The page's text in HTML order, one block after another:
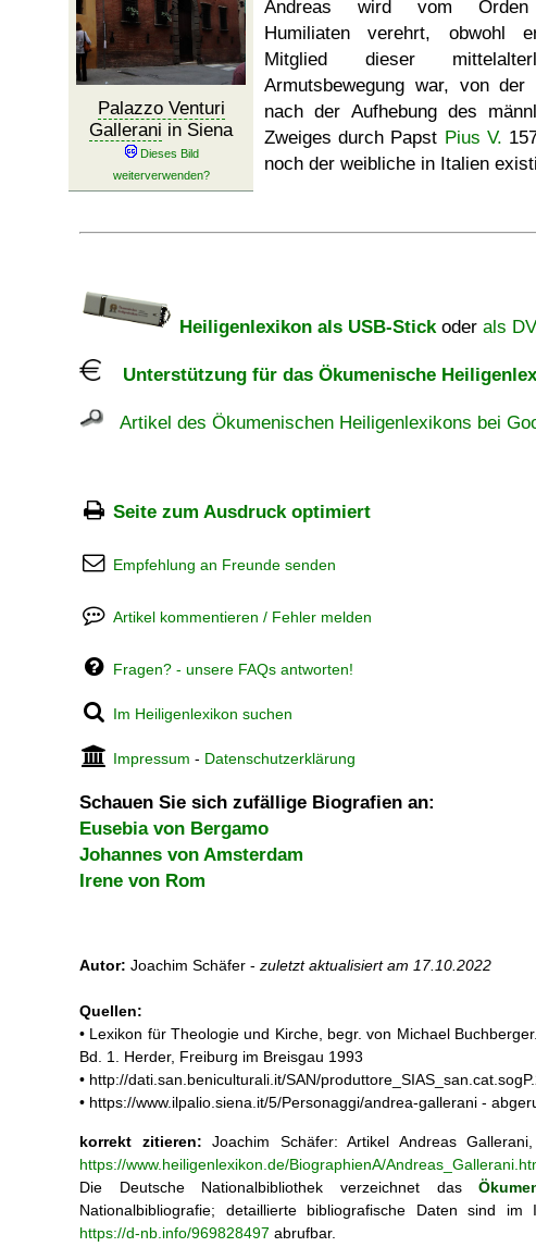
Palazzo Venturi
Gallerani in Siena
Andreas wird vom
Humiliaten verehrt, obwohl
Mitglied dieser
Armutsbewegung war, von der
nach der Aufhebung des
Zweiges durch Papst Pius V.
noch der weibliche in Italien
Heiligenlexikon als USB-Stickoder als
Unterstützung für das Ökumenische
Artikel des Ökumenischen Heiligenlexikons bei
Seite zum Ausdruck optimiert
Empfehlung an Freunde senden
Artikel kommentieren / Fehler melden
Fragen? - unsere FAQs antworten!
Im Heiligenlexikon suchen
Impressum - Datenschutzerklärung
Schauen Sie sich zufällige Biografien an:
Eusebia von Bergamo
Johannes von Amsterdam
Irene von Rom
Autor: Joachim Schäfer - zuletzt aktualisiert am 17.10.2022
Quellen:
• Lexikon für Theologie und Kirche, begr. von Michael
Bd. 1. Herder, Freiburg im Breisgau 1993
• http://dati.san.beniculturali.it/SAN/
• https://www.ilpalio.siena.it/5/Personaggi/andrea-gallerani -
korrekt zitieren: Joachim Schäfer: Artikel Andreas
https://www.heiligenlexikon.de/BiographienA/
Die Deutsche Nationalbibliothek verzeichnet das
Nationalbibliografie; detaillierte bibliografische Daten sind im
https://d-nb.info/969828497 abrufbar.